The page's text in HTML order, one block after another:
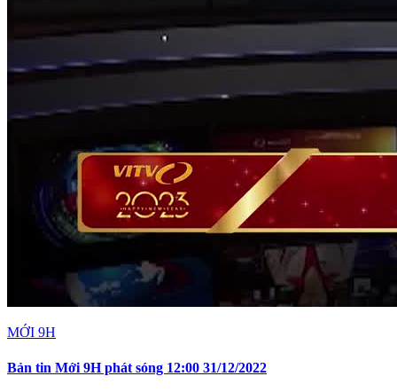
MỚI 9H
Bản tin Mới 9H phát sóng 12:00 31/12/2022